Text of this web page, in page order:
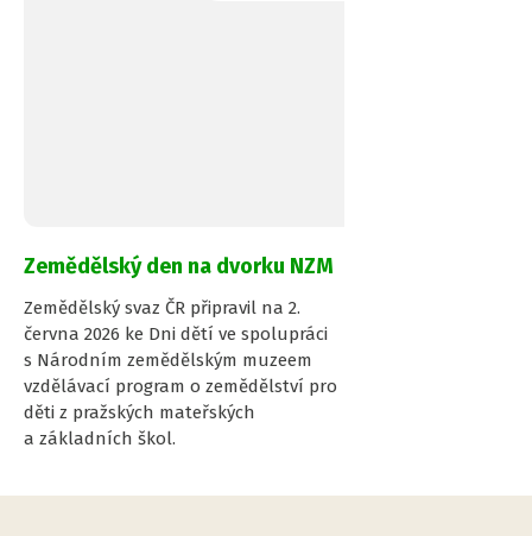
Zemědělský den na dvorku NZM
Zemědělský svaz ČR připravil na 2.
června 2026 ke Dni dětí ve spolupráci
s Národním zemědělským muzeem
vzdělávací program o zemědělství pro
děti z pražských mateřských
a základních škol.